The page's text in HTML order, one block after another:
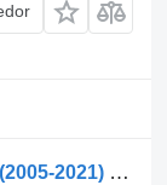
MAN TGS 26.360 (01.07-) 51415010183 fijación para MAN TGL, TGM, TGS, TGX (2005-2021) cabeza tractora